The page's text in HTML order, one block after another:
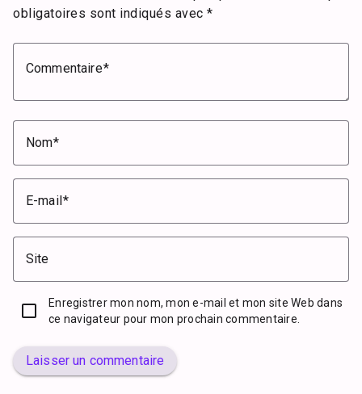
obligatoires sont indiqués avec *
Commentaire
Nom
E-mail
Site
Enregistrer mon nom, mon e-mail et mon site Web dans
ce navigateur pour mon prochain commentaire.
Laisser un commentaire